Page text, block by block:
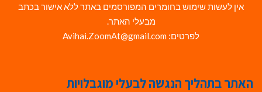
אין לעשות שימוש בחומרים המפורסמים באתר ללא אישור בכתב
מבעלי האתר.
לפרטים: Avihai.ZoomAt@gmail.com
האתר בתהליך הנגשה לבעלי מוגבלויות